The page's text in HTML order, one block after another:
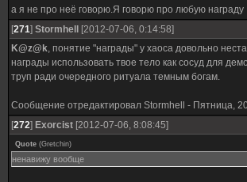
а я не про неё говорю.Я говорю про любую награду
[271] Stormhell
[2012-07-06, 0:14:58]
K@z@k, понятие "награды" у хаоса довольно
награды использовать твое тело как сосуд для
труп ради очередного ритуала темным богам.
Сообщение отредактировал Stormhell - Пятница,
[272] Exorcist [2012-07-06, 8:08:45]
Quote (Gretchin)
ненавижу вообще